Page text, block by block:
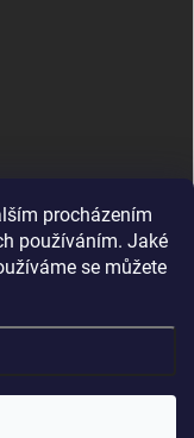
procházením
používáním. Jaké
se můžete
od roku 2016